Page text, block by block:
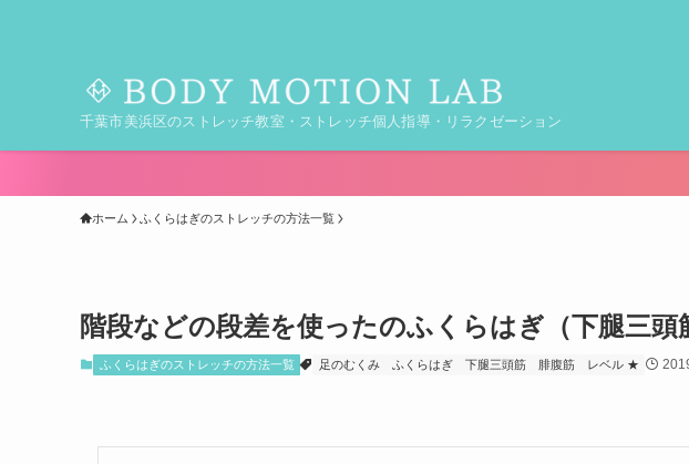
千葉市美浜区のストレッチ教室・ストレッチ個人指導・リラクゼーション
ホーム ふくらはぎのストレッチの方法一覧
階段などの段差を使ったのふくらはぎ（下腿三頭
ふくらはぎのストレッチの方法一覧 足のむくみ ふくらはぎ 下腿三頭筋 腓腹筋 レベル ★